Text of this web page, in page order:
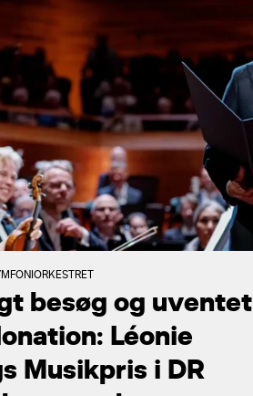
besøg og uventet
Léonie
Musikpris i DR